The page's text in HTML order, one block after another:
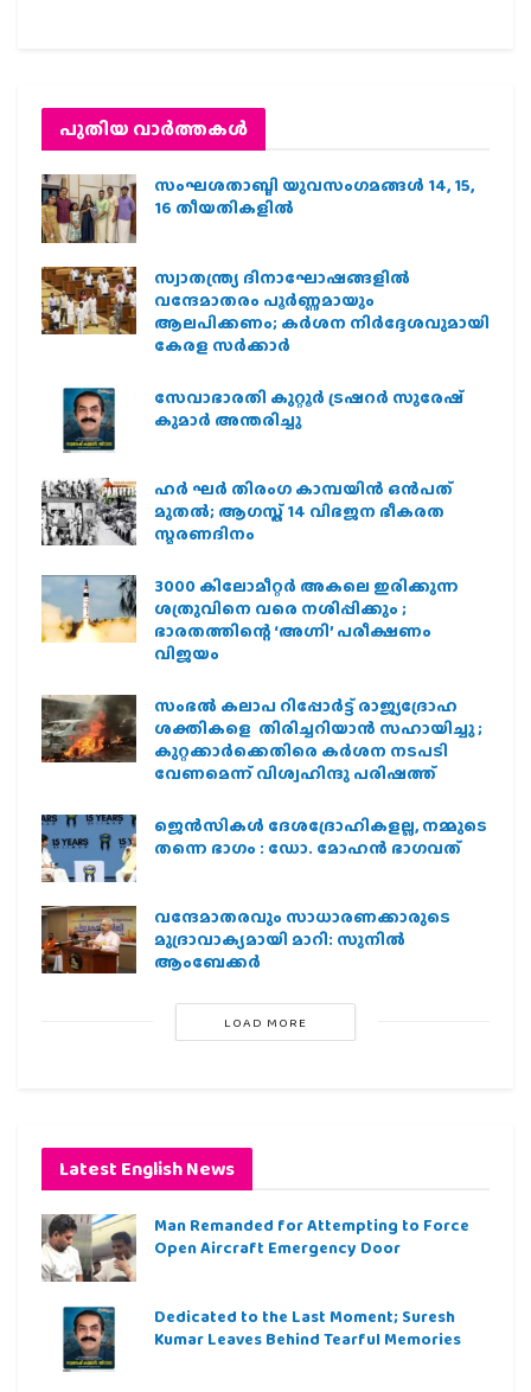
പുതിയ വാര്‍ത്തകള്‍
സംഘശതാബ്ദി യുവസംഗമങ്ങള്‍ 14, 15,
16 തീയതികളില്‍
സ്വാതന്ത്ര്യ ദിനാഘോഷങ്ങളിൽ
വന്ദേമാതരം പൂർണ്ണമായും
ആലപിക്കണം; കർശന നിർദ്ദേശവുമായി
കേരള സർക്കാർ
സേവാഭാരതി കുറ്റൂർ ട്രഷറർ സുരേഷ്
കുമാർ അന്തരിച്ചു
ഹര്‍ ഘര്‍ തിരംഗ കാമ്പയിന്‍ ഒന്‍പത്
മുതല്‍; ആഗസ്ത് 14 വിഭജന ഭീകരത
സ്മരണദിനം
3000 കിലോമീറ്റർ അകലെ ഇരിക്കുന്ന
ശത്രുവിനെ വരെ നശിപ്പിക്കും ;
ഭാരതത്തിന്റെ ‘അഗ്നി’ പരീക്ഷണം
വിജയം
സംഭൽ കലാപ റിപ്പോർട്ട് രാജ്യദ്രോഹ
ശക്തികളെ തിരിച്ചറിയാൻ സഹായിച്ചു ;
കുറ്റക്കാർക്കെതിരെ കർശന നടപടി
വേണമെന്ന് വിശ്വഹിന്ദു പരിഷത്ത്
ജെന്‍സികള്‍ ദേശദ്രോഹികളല്ല, നമ്മുടെ
തന്നെ ഭാഗം : ഡോ. മോഹന്‍ ഭാഗവത്
വന്ദേമാതരവും സാധാരണക്കാരുടെ
മുദ്രാവാക്യമായി മാറി: സുനിൽ
ആംബേക്കർ
LOAD MORE
Latest English News
Man Remanded for Attempting to Force
Open Aircraft Emergency Door
Dedicated to the Last Moment; Suresh
Kumar Leaves Behind Tearful Memories